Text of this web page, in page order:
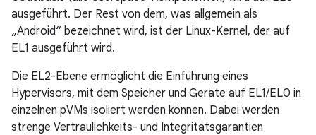
ausgeführt. Der Rest von dem, was allgemein als
„Android“ bezeichnet wird, ist der Linux-Kernel, der auf
EL1 ausgeführt wird.
Die EL2-Ebene ermöglicht die Einführung eines
Hypervisors, mit dem Speicher und Geräte auf EL1/EL0 in
einzelnen pVMs isoliert werden können. Dabei werden
strenge Vertraulichkeits- und Integritätsgarantien